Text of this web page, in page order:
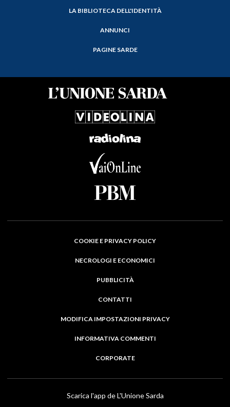
LA BIBLIOTECA DELL'IDENTITÀ
ANNUNCI
PAGINE SARDE
COOKIE E PRIVACY POLICY
NECROLOGI E ECONOMICI
PUBBLICITÀ
CONTATTI
MODIFICA IMPOSTAZIONI PRIVACY
INFORMATIVA COMMENTI
CORPORATE
Scarica l'app de L'Unione Sarda